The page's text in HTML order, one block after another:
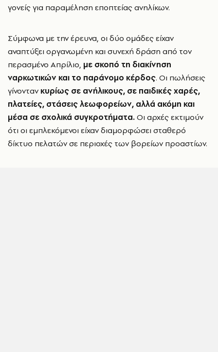
γονείς για παραμέληση εποπτείας ανηλίκων.
Σύμφωνα με την έρευνα, οι δύο ομάδες είχαν
αναπτύξει οργανωμένη και συνεχή δράση από τον
περασμένο Απρίλιο, με σκοπό τη διακίνηση
ναρκωτικών και το παράνομο κέρδος. Οι πωλήσεις
γίνονταν κυρίως σε ανήλικους, σε παιδικές χαρές,
πλατείες, στάσεις λεωφορείων, αλλά ακόμη και
μέσα σε σχολικά συγκροτήματα.Οι αρχές εκτιμούν
ότι οι εμπλεκόμενοι είχαν διαμορφώσει σταθερό
δίκτυο πελατών σε περιοχές των βορείων προαστίων.